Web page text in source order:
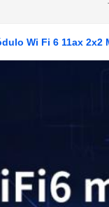
Wi Fi 6 11ax